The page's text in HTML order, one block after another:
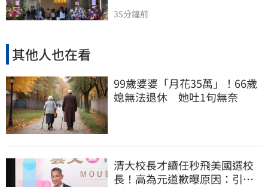
35分鐘前
其他人也在看
99歲婆婆「月花35萬」！66歲
媳無法退休 她吐1句無奈
清大校長才續任秒飛美國選校
長！高為元道歉曝原因：引起